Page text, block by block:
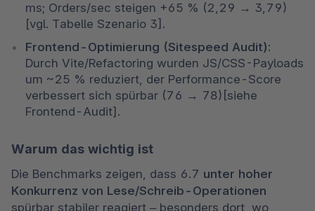
ms; Orders/sec steigen +65 % (2,29 → 3,79)
[vgl. Tabelle Szenario 3].
Frontend-Optimierung (Sitespeed Audit):
Durch Vite/Refactoring wurden JS/CSS-Payloads
um ~25 % reduziert, der Performance-Score
verbessert sich spürbar (76 → 78)[siehe
Frontend-Audit].
Warum das wichtig ist
Die Benchmarks zeigen, dass 6.7 unter hoher
Konkurrenz von Lese/Schreib-Operationen